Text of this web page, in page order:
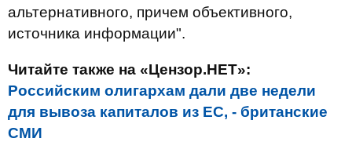
альтернативного, причем объективного,
источника информации".
Читайте также на «Цензор.НЕТ»:
Российским олигархам дали две недели
для вывоза капиталов из ЕС, - британские
СМИ